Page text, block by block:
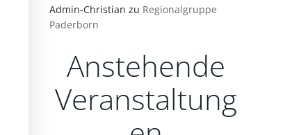
Admin-Christian zu Regionalgruppe
Paderborn
Anstehende
Veranstaltung